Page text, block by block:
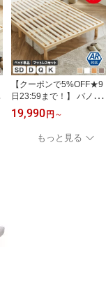
【クーポンで5%OFF★9
日23:59まで！】 バノン
すのこベッド ベッドフレ
ーム マットレス付き セ
ミダブル ダブル クイー
ン キング 木製 耐荷重70
19,990円 ～
もっと見る